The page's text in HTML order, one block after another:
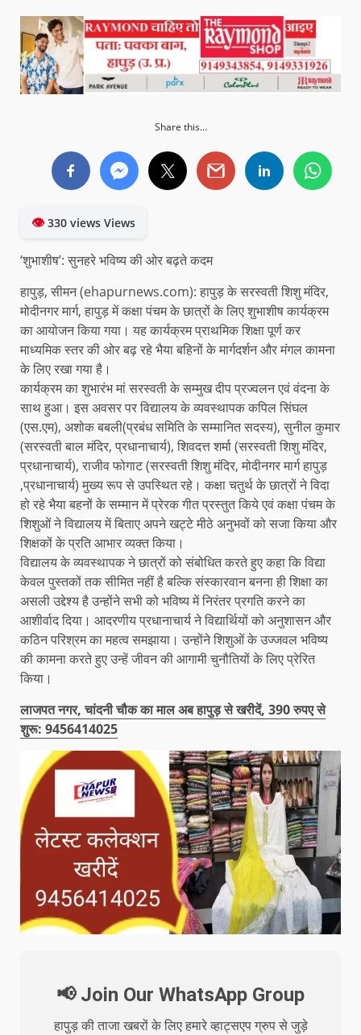
Share this...
👁330 views Views
‘शुभाशीष’: सुनहरे भविष्य की ओर बढ़ते कदम
हापुड़, सीमन (ehapurnews.com): हापुड़ के सरस्वती शिशु मंदिर,
मोदीनगर मार्ग, हापुड़ में कक्षा पंचम के छात्रों के लिए शुभाशीष कार्यक्रम
का आयोजन किया गया। यह कार्यक्रम प्राथमिक शिक्षा पूर्ण कर
माध्यमिक स्तर की ओर बढ़ रहे भैया बहिनों के मार्गदर्शन और मंगल कामना
के लिए रखा गया है।
कार्यक्रम का शुभारंभ मां सरस्वती के सम्मुख दीप प्रज्वलन एवं वंदना के
साथ हुआ। इस अवसर पर विद्यालय के व्यवस्थापक कपिल सिंघल
(एस.एम), अशोक बबली(प्रबंध समिति के सम्मानित सदस्य), सुनील कुमार
(सरस्वती बाल मंदिर, प्रधानाचार्य), शिवदत्त शर्मा (सरस्वती शिशु मंदिर,
प्रधानाचार्य), राजीव फोगाट (सरस्वती शिशु मंदिर, मोदीनगर मार्ग हापुड़
,प्रधानाचार्य) मुख्य रूप से उपस्थित रहे। कक्षा चतुर्थ के छात्रों ने विदा
हो रहे भैया बहनों के सम्मान में प्रेरक गीत प्रस्तुत किये एवं कक्षा पंचम के
शिशुओं ने विद्यालय में बिताए अपने खट्टे मीठे अनुभवों को सजा किया और
शिक्षकों के प्रति आभार व्यक्त किया।
विद्यालय के व्यवस्थापक ने छात्रों को संबोधित करते हुए कहा कि विद्या
केवल पुस्तकों तक सीमित नहीं है बल्कि संस्कारवान बनना ही शिक्षा का
असली उद्देश्य है उन्होंने सभी को भविष्य में निरंतर प्रगति करने का
आशीर्वाद दिया। आदरणीय प्रधानाचार्य ने विद्यार्थियों को अनुशासन और
कठिन परिश्रम का महत्व समझाया। उन्होंने शिशुओं के उज्जवल भविष्य
की कामना करते हुए उन्हें जीवन की आगामी चुनौतियों के लिए प्रेरित
किया।
लाजपत नगर, चांदनी चौक का माल अब हापुड़ से खरीदें, 390 रुपए से
शुरू: 9456414025
📢 Join Our WhatsApp Group
हापुड़ की ताजा खबरों के लिए हमारे व्हाट्सएप ग्रुप से जुड़े